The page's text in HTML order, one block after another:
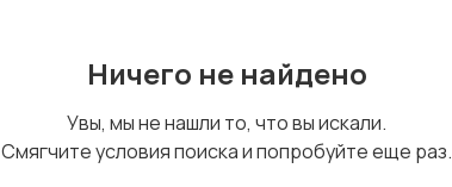
Ничего не найдено
Увы, мы не нашли то, что вы искали.
Смягчите условия поиска и попробуйте еще раз.